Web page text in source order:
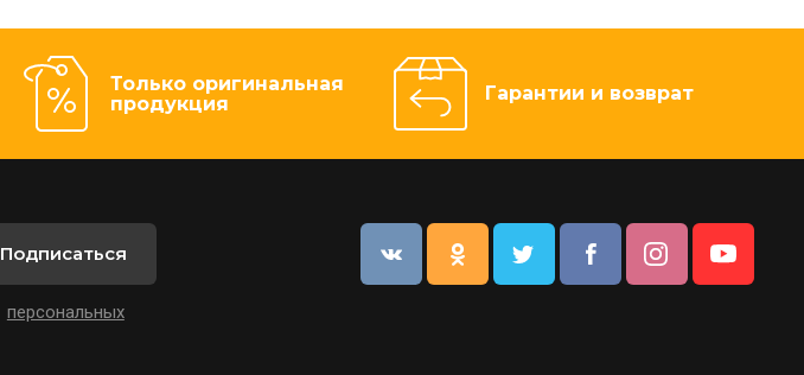
Только оригинальная
продукция
Гарантии и возврат
персональных
Подписаться